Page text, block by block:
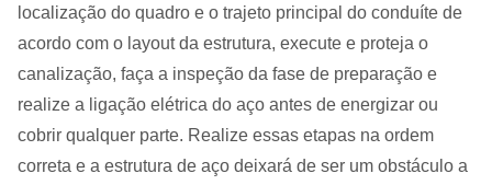
localização do quadro e o trajeto principal do conduíte de
acordo com o layout da estrutura, execute e proteja o
canalização, faça a inspeção da fase de preparação e
realize a ligação elétrica do aço antes de energizar ou
cobrir qualquer parte. Realize essas etapas na ordem
correta e a estrutura de aço deixará de ser um obstáculo a